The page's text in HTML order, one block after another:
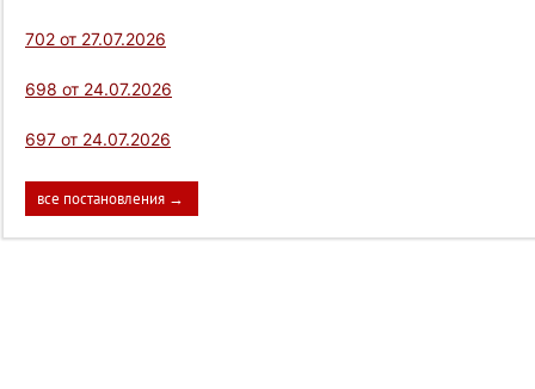
702 от 27.07.2026
698 от 24.07.2026
697 от 24.07.2026
все постановления →